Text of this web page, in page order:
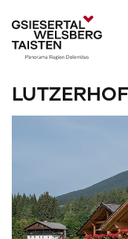
LUTZERHOF